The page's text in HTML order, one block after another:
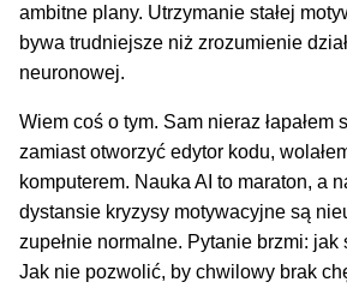
ambitne plany. Utrzymanie stałej
bywa trudniejsze niż zrozumienie
neuronowej.
Wiem coś o tym. Sam nieraz łapałem
zamiast otworzyć edytor kodu,
komputerem. Nauka AI to maraton, a
dystansie kryzysy motywacyjne są
zupełnie normalne. Pytanie brzmi:
Jak nie pozwolić, by chwilowy brak